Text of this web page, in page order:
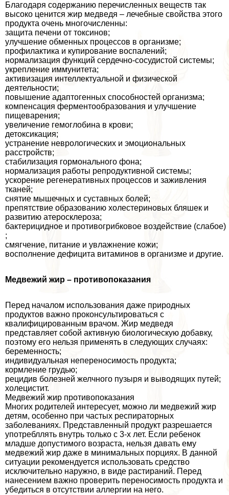
Благодаря содержанию перечисленных веществ так
высоко ценится жир медведя – лечебные свойства этого
продукта очень многочисленны:
защита печени от токсинов;
улучшение обменных процессов в организме;
профилактика и купирование воспалений;
нормализация функций сердечно-сосудистой системы;
укрепление иммунитета;
активизация интеллектуальной и физической
деятельности;
повышение адаптогенных способностей организма;
компенсация ферментообразования и улучшение
пищеварения;
увеличение гемоглобина в крови;
детоксикация;
устранение неврологических и эмоциональных
расстройств;
стабилизация гормонального фона;
нормализация работы репродуктивной системы;
ускорение регенеративных процессов и заживления
тканей;
снятие мышечных и суставных болей;
препятствие образованию холестериновых бляшек и
развитию атеросклероза;
бактерицидное и противогрибковое воздействие (слабое)
;
смягчение, питание и увлажнение кожи;
восполнение дефицита витаминов в организме и другие.
Медвежий жир – противопоказания
Перед началом использования даже природных
продуктов важно проконсультироваться с
квалифицированным врачом. Жир медведя
представляет собой активную биологическую добавку,
поэтому его нельзя применять в следующих случаях:
беременность;
индивидуальная непереносимость продукта;
кормление гpyдью;
рецидив болезней желчного пузыря и выводящих путей;
холецистит.
Медвежий жир противопоказания
Многих родителей интересует, можно ли медвежий жир
детям, особенно при частых респираторных
заболеваниях. Представленный продукт разрешается
употрeбллять внутрь только с 3-х лет. Если ребенок
младше допустимого возраста, нельзя давать ему
медвежий жир даже в минимальных порциях. В данной
ситуации рекомендуется использовать средство
исключительно наружно, в виде растираний. Перед
нанесением важно проверить переносимость продукта и
убедиться в отсутствии аллергии на него.